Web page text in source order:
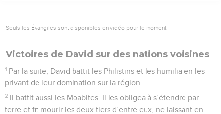
Seuls les Évangiles sont disponibles en vidéo pour le moment.
Victoires de David sur des nations voisines
1 Par la suite, David battit les Philistins et les humilia en les
privant de leur domination sur la région.
2 Il battit aussi les Moabites. Il les obligea à s’étendre par
terre et fit mourir les deux tiers d’entre eux, ne laissant en